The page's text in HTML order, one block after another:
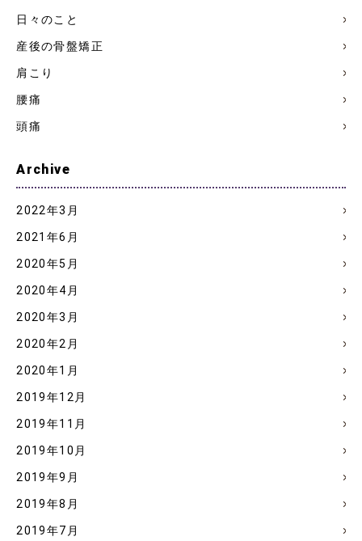
日々のこと
産後の骨盤矯正
肩こり
腰痛
頭痛
Archive
2022年3月
2021年6月
2020年5月
2020年4月
2020年3月
2020年2月
2020年1月
2019年12月
2019年11月
2019年10月
2019年9月
2019年8月
2019年7月